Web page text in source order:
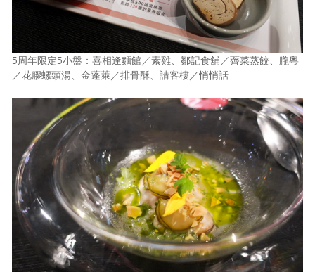
5周年限定5小盤：喜相逢麵館／素雞、鄒記食舖／薺菜蒸餃、朧粵
／花膠螺頭湯、金蓬萊／排骨酥、請客樓／悄悄話